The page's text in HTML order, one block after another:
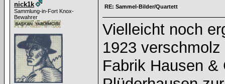
nick1k
Sammlung-in-Fort Knox-
Bewahrer
RE: Sammel-Bilder/Quartett
Vielleicht noch
1923
Fabrik Hausen